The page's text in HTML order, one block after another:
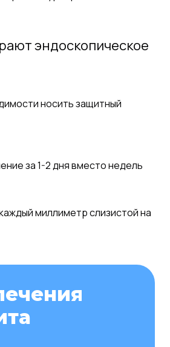
эндоскопическое
носить защитный
за 1-2 дня вместо недель
миллиметр слизистой на